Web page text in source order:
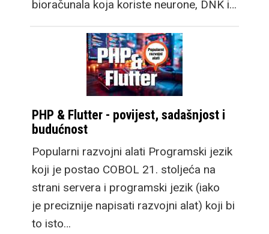
bateriju sa vrlo
Google WearOS 7
sustavom i njihovom
OneUI 9 optimizacijom.
Galaxy Watch Ultra2
osim velike baterije
punjenje, a novi dizajn
omogućuje i daleko
veću 100m
vodootpornost pa je
bioračunala koja koriste neurone, DNK i…
PHP & Flutter - povijest, sadašnjost i
budućnost
Popularni razvojni alati Programski jezik
koji je postao COBOL 21. stoljeća na
strani servera i programski jezik (iako
je preciznije napisati razvojni alat) koji bi
to isto…